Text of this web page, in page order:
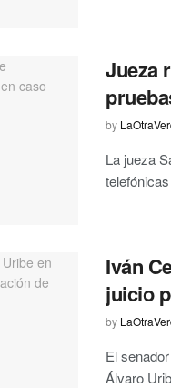
Jueza
by
La jueza
Iván
juicio
by
El
Álvaro